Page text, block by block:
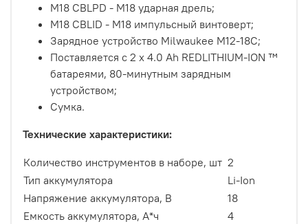
M18 CBLPD - M18 ударная дрель;
M18 CBLID - M18 импульсный винтоверт;
Зарядное устройство Milwaukee M12-18C;
Поставляется с 2 x 4.0 Ah REDLITHIUM-ION ™
батареями, 80-минутным зарядным
устройством;
Сумка.
Технические характеристики:
Количество инструментов в наборе, шт 2
Тип аккумулятора
Li-Ion
Напряжение аккумулятора, В
18
Емкость аккумулятора, А*ч
4